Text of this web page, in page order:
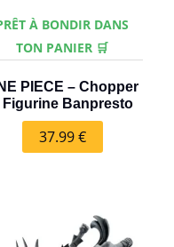
À BONDIR DANS
TON PANIER 🛒
PIECE – Chopper
Figurine Banpresto
37.99€